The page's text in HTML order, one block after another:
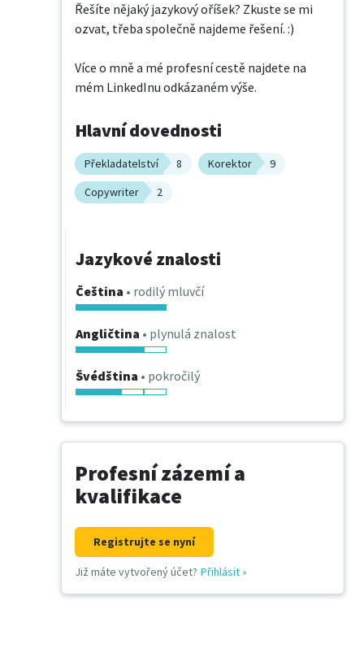
Řešíte nějaký jazykový oříšek? Zkuste se mi
ozvat, třeba společně najdeme řešení. :)
Více o mně a mé profesní cestě najdete na
mém LinkedInu odkázaném výše.
Hlavní dovednosti
Překladatelství 8 Korektor
9
Copywriter
2
Jazykové znalosti
Čeština • rodilý mluvčí
Angličtina • plynulá znalost
Švédština • pokročilý
Profesní zázemí a
kvalifikace
Registrujte se nyní
Již máte vytvořený účet? Přihlásit»